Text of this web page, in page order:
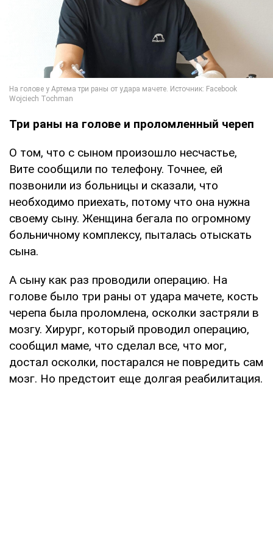
Три раны на голове и проломленный череп
О том, что с сыном произошло несчастье,
Вите сообщили по телефону. Точнее, ей
позвонили из больницы и сказали, что
необходимо приехать, потому что она нужна
своему сыну. Женщина бегала по огромному
больничному комплексу, пыталась отыскать
сына.
А сыну как раз проводили операцию. На
голове было три раны от удара мачете, кость
черепа была проломлена, осколки застряли в
мозгу. Хирург, который проводил операцию,
сообщил маме, что сделал все, что мог,
достал осколки, постарался не повредить сам
мозг. Но предстоит еще долгая реабилитация.